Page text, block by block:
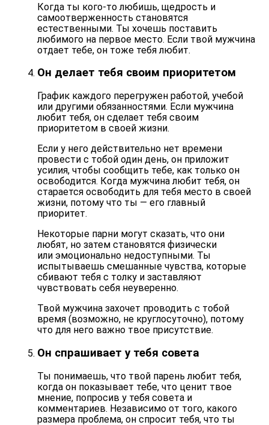
Когда ты кого-то любишь, щедрость и
самоотверженность становятся
естественными. Ты хочешь поставить
любимого на первое место. Если твой мужчина
отдает тебе, он тоже тебя любит.
Он делает тебя своим приоритетом
График каждого перегружен работой, учебой
или другими обязанностями. Если мужчина
любит тебя, он сделает тебя своим
приоритетом в своей жизни.
Если у него действительно нет времени
провести с тобой один день, он приложит
усилия, чтобы сообщить тебе, как только он
освободится. Когда мужчина любит тебя, он
стараетсяосвободить для тебя место в своей
жизни, потому что ты — его главный
приоритет.
Некоторые парни могут сказать, что они
любят, но затем становятся физически
илиэмоционально недоступными. Ты
испытываешь смешанные чувства, которые
сбивают тебя с толку и заставляют
чувствовать себя неуверенно.
Твой мужчина захочет проводить с тобой
время (возможно, не круглосуточно), потому
что для него важно твое присутствие.
Он спрашивает у тебя совета
Ты понимаешь, что твой парень любит тебя,
когда он показывает тебе, что ценит твое
мнение, попросив у тебя совета и
комментариев. Независимо от того, какого
размера проблема, он спросит тебя, что ты